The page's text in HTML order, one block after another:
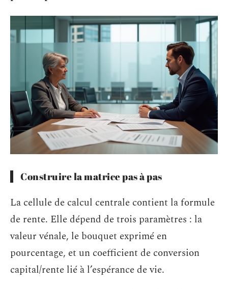
Construire la matrice pas à pas
La cellule de calcul centrale contient la formule
de rente. Elle dépend de trois paramètres : la
valeur vénale, le bouquet exprimé en
pourcentage, et un coefficient de conversion
capital/rente lié à l’espérance de vie.